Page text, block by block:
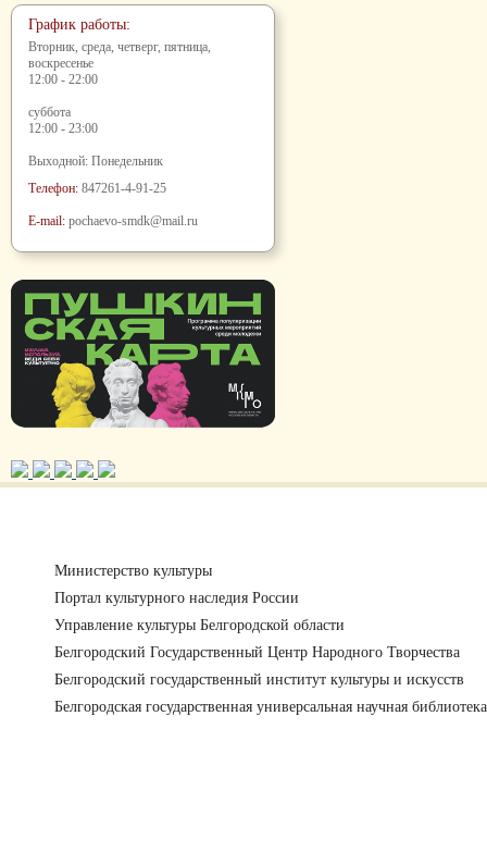
График работы:
Вторник, среда, четверг, пятница,
воскресенье
12:00 - 22:00
суббота
12:00 - 23:00
Выходной: Понедельник
Телефон: 847261-4-91-25
E-mail: pochaevo-smdk@mail.ru
Министерство культуры
Портал культурного наследия России
Управление культуры Белгородской области
Белгородский Государственный Центр Народного Творчества
Белгородский государственный институт культуры и искусств
Белгородская государственная универсальная научная библиотека